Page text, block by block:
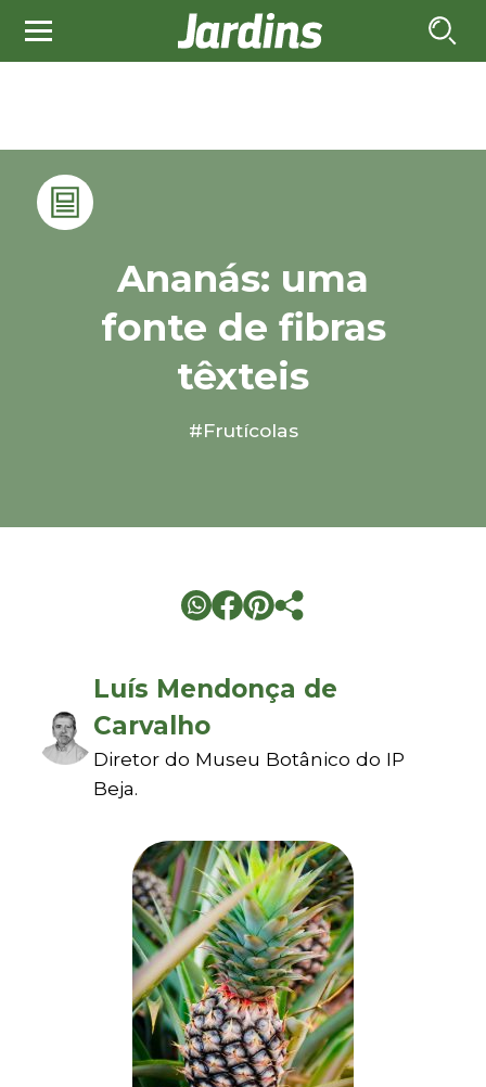
Ananás: uma
fonte de fibras
têxteis
#Frutícolas
Luís Mendonça de
Carvalho
Diretor do Museu Botânico do IP
Beja.